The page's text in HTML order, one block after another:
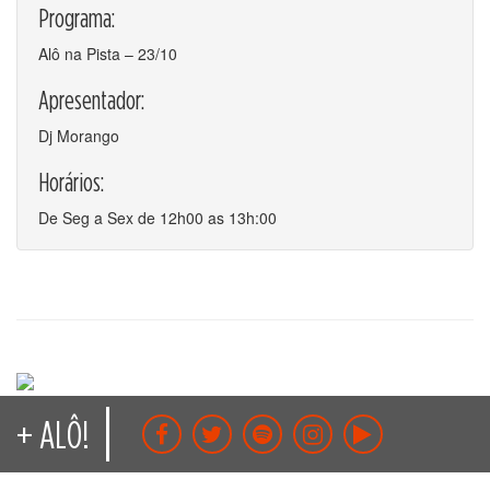
Programa:
Alô na Pista – 23/10
Apresentador:
Dj Morango
Horários:
De Seg a Sex de 12h00 as 13h:00
+ ALÔ!